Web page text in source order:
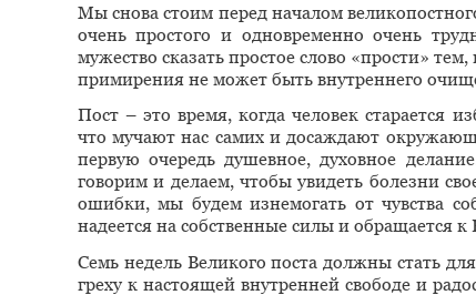
Мы снова стоим перед началом
очень простого и одновременно очень
мужество сказать простое слово «прости»
примирения не может быть внутреннего
Пост – это время, когда человек старается
что мучают нас самих и досаждают
первую очередь душевное, духовное
говорим и делаем, чтобы увидеть болезни
ошибки, мы будем изнемогать от чувства
надеется на собственные силы и обращается
Семь недель Великого поста должны стать
греху к настоящей внутренней свободе и